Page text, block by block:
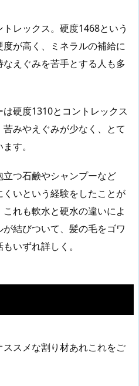
レックス。硬度1468という
が高く、ミネラルの補給に
えぐみを苦手とする人も多
硬度1310とコントレックス
みやえぐみが少なく、とて
す。
つ石鹸やシャンプーなど
いという経験をしたことが
れも軟水と硬水の違いによ
結びついて、髪の毛をゴワ
いずれ詳しく。
スメな割り材あれこれをご